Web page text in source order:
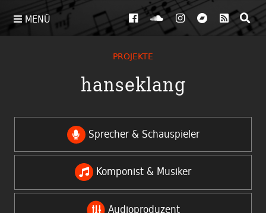
MENÜ
PROJEKTE
hanseklang
Sprecher & Schauspieler
Komponist & Musiker
Audioproduzent